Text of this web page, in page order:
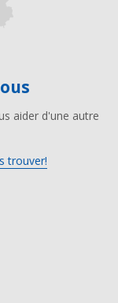
aider d'une autre
trouver!